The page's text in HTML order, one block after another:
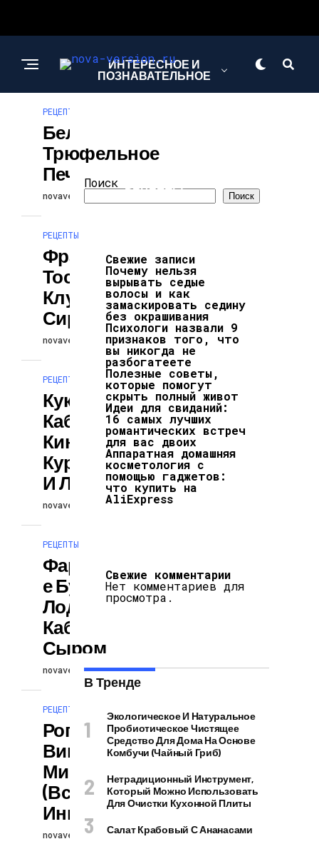
ИНТЕРЕСНОЕ И
ПОЗНАВАТЕЛЬНОЕ
РЕЦЕПТЫ
РЕЦЕПТЫ
Белое
Трюфельное
Печенье
novaversion
РЕЦЕПТЫ
Французский
Тост Со Свежим
Клубничным
Сиропом
novaversion 30.04.2026
РЕЦЕПТЫ
Кукурузно-
Кабачковая
Киноа С
Курицей-Гриль
И Лимоном
novaversion 30.04.2026
РЕЦЕПТЫ
Фаршированны
Е Бутерброды-
Лодочки Из
Кабачка С
Сыром
novaversion 30.04.2026
РЕЦЕПТЫ
Рогалики С
Вишней И
Миндалем
(всего 5
Ингредиентов)
novaversion 29.04.2026
Поиск
Поиск
Свежие записи
Почему нельзя
вырывать седые
волосы и как
замаскировать седину
без окрашивания
Психологи назвали 9
признаков того, что
вы никогда не
разбогатеете
Полезные советы,
которые помогут
скрыть полный живот
Идеи для свиданий:
16 самых лучших
романтических встреч
для вас двоих
Аппаратная домашняя
косметология с
помощью гаджетов:
что купить на
AliExpress
Свежие комментарии
Нет комментариев для
просмотра.
В Тренде
Экологическое И Натуральное
Пробиотическое Чистящее
Средство Для Дома На Основе
Комбучи (чайный Гриб)
Нетрадиционный Инструмент,
Который Можно Использовать
Для Очистки Кухонной Плиты
Салат Крабовый С Ананасами